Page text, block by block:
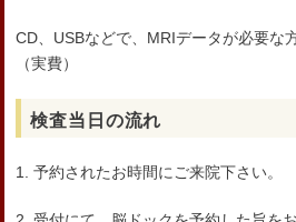
CD、USBなどで、MRIデータが必要な
（実費）
検査当日の流れ
1. 予約されたお時間にご来院下さい。